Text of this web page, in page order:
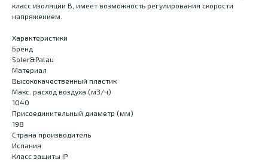
класс изоляции В, имеет возможность регулирования скорости
напряжением.
Характеристики
Бренд
Soler&Palau
Материал
Высококачественный пластик
Макс. расход воздуха (м3/ч)
1040
Присоединительный диаметр (мм)
198
Страна производитель
Испания
Класс защиты IP